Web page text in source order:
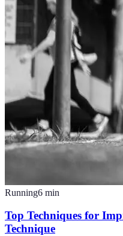
Running6 min
Top Techniques for
Technique